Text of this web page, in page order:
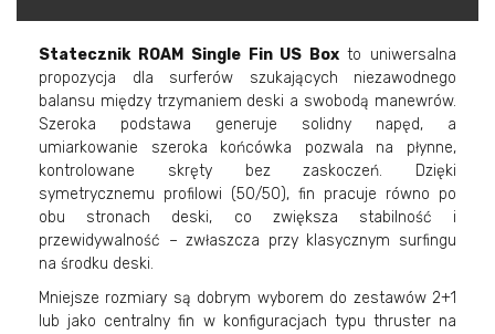
Statecznik ROAM Single Fin US Boxto uniwersalna
propozycja dla surferów szukających niezawodnego
balansu między trzymaniem deski a swobodą manewrów.
Szeroka podstawa generuje solidny napęd, a
umiarkowanie szeroka końcówka pozwala na płynne,
kontrolowane skręty bez zaskoczeń. Dzięki
symetrycznemu profilowi (50/50), fin pracuje równo po
obu stronach deski, co zwiększa stabilność i
przewidywalność – zwłaszcza przy klasycznym surfingu
na środku deski.
Mniejsze rozmiary są dobrym wyborem do zestawów 2+1
lub jako centralny fin w konfiguracjach typu thruster na